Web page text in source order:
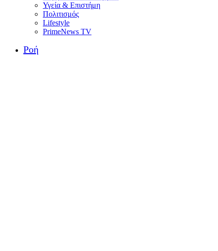
Υγεία & Επιστήμη
Πολιτισμός
Lifestyle
PrimeNews TV
Ροή